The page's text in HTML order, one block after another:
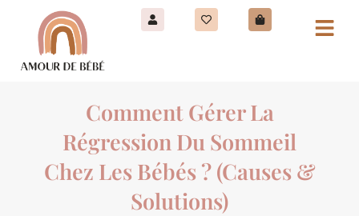
Comment Gérer La
Régression Du Sommeil
Chez Les Bébés ? (Causes &
Solutions)